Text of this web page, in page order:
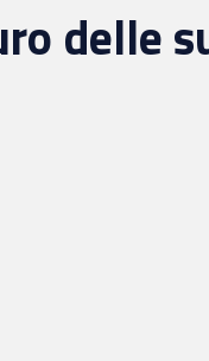
delle